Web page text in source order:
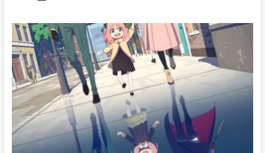
Llenando
el
infierno
a
golpe
de
sierra
mecánica